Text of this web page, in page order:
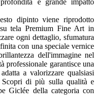
dipinto viene riprodotto
tela Premium Fine Art in
ogni dettaglio, sfumatura
con una speciale vernice
dell'immagine nel
garantisce una
a valorizzare qualsiasi
Scopri di più sulla qualità e
Giclée della categoria con